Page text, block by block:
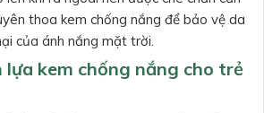
thoa kem chống nắng để bảo vệ da
của ánh nắng mặt trời.
lựa kem chống nắng cho trẻ